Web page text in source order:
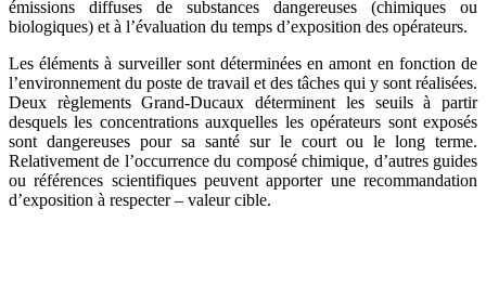
émissions diffuses de substances dangereuses (chimiques ou
biologiques) et à l’évaluation du temps d’exposition des opérateurs.
Les éléments à surveiller sont déterminées en amont en fonction de
l’environnement du poste de travail et des tâches qui y sont réalisées.
Deux règlements Grand-Ducaux déterminent les seuils à partir
desquels les concentrations auxquelles les opérateurs sont exposés
sont dangereuses pour sa santé sur le court ou le long terme.
Relativement de l’occurrence du composé chimique, d’autres guides
ou références scientifiques peuvent apporter une recommandation
d’exposition à respecter – valeur cible.